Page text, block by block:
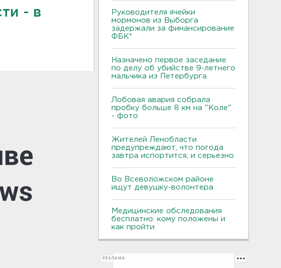
- в
Руководителя ячейки
мормонов из Выборга
задержали за финансирование
ФБК*
Назначено первое заседание
по делу об убийстве 9-летнего
мальчика из Петербурга
Лобовая авария собрала
пробку больше 8 км на "Коле"
- фото
Жителей Ленобласти
предупреждают, что погода
завтра испортится, и серьезно
Во Всеволожском районе
ищут девушку-волонтера
Медицинские обследования
бесплатно: кому положены и
как пройти
РЕКЛАМА